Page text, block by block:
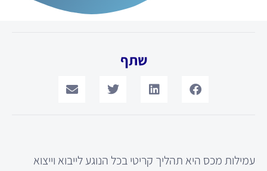
שתף
עמילות מכס היא תהליך קריטי בכל הנוגע לייבוא וייצוא